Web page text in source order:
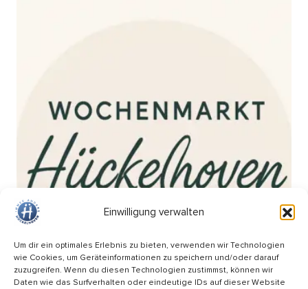
Einwilligung verwalten
Um dir ein optimales Erlebnis zu bieten, verwenden wir Technologien
wie Cookies, um Geräteinformationen zu speichern und/oder darauf
zuzugreifen. Wenn du diesen Technologien zustimmst, können wir
Daten wie das Surfverhalten oder eindeutige IDs auf dieser Website